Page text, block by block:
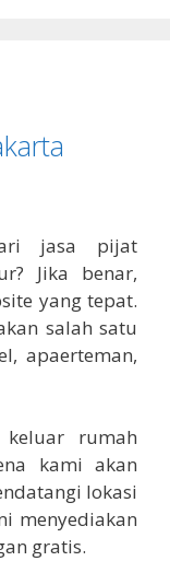
jasa pijat
Jika benar,
yang tepat.
salah satu
apaerteman,
rumah
kami akan
lokasi
menyediakan
gratis.